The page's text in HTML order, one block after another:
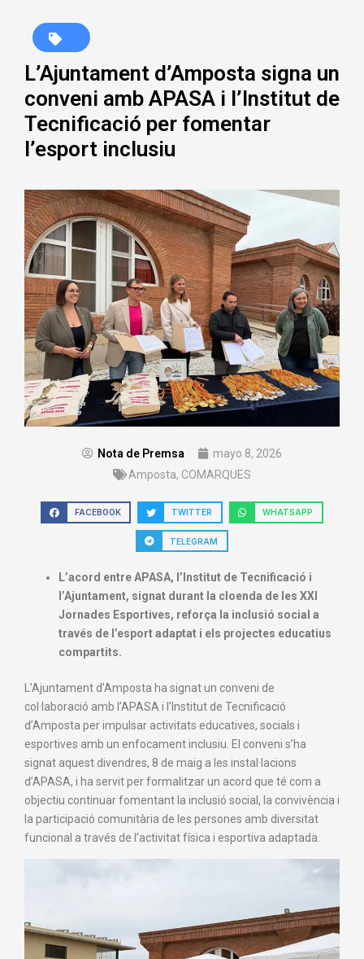
L’Ajuntament d’Amposta signa un
conveni amb APASA i l’Institut de
Tecnificació per fomentar
l’esport inclusiu
Nota de Premsa
mayo 8, 2026
Amposta, COMARQUES
FACEBOOK TWITTER WHATSAPP
TELEGRAM
L’acord entre APASA, l’Institut de Tecnificació i
l’Ajuntament, signat durant la cloenda de les XXI
Jornades Esportives, reforça la inclusió social a
través de l’esport adaptat i els projectes educatius
compartits.
L’Ajuntament d’Amposta ha signat un conveni de
col·laboració amb l’APASA i l’Institut de Tecnificació
d’Amposta per impulsar activitats educatives, socials i
esportives amb un enfocament inclusiu. El conveni s’ha
signat aquest divendres, 8 de maig a les instal·lacions
d’APASA, i ha servit per formalitzar un acord que té com a
objectiu continuar fomentant la inclusió social, la convivència i
la participació comunitària de les persones amb diversitat
funcional a través de l’activitat física i esportiva adaptada.